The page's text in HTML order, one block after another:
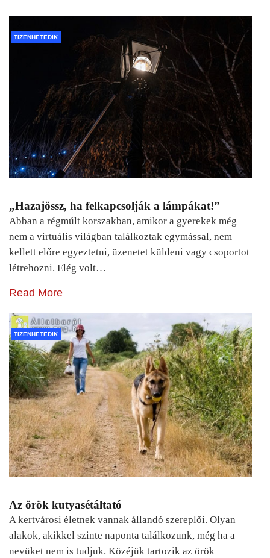
TIZENHETEDIK
„Hazajössz, ha felkapcsolják a lámpákat!”
Abban a régmúlt korszakban, amikor a gyerekek még
nem a virtuális világban találkoztak egymással, nem
kellett előre egyeztetni, üzenetet küldeni vagy csoportot
létrehozni. Elég volt…
Read More
TIZENHETEDIK
Az örök kutyasétáltató
A kertvárosi életnek vannak állandó szereplői. Olyan
alakok, akikkel szinte naponta találkozunk, még ha a
nevüket nem is tudjuk. Közéjük tartozik az örök